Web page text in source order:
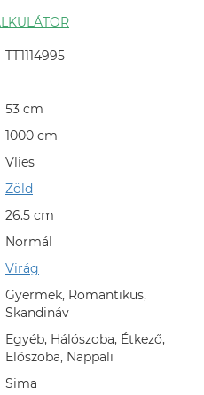
TT1114995
53 cm
1000 cm
Vlies
Zöld
26.5 cm
Normál
Virág
Gyermek, Romantikus,
Skandináv
Egyéb, Hálószoba, Étkező,
Előszoba, Nappali
Sima